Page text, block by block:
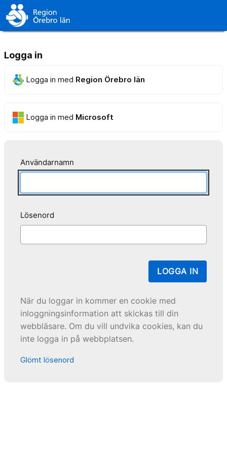
Logga in
Logga in med Region Örebro län
Logga in med Microsoft
Användarnamn
Lösenord
LOGGA IN
När du loggar in kommer en cookie med
inloggningsinformation att skickas till din
webbläsare. Om du vill undvika cookies, kan du
inte logga in på webbplatsen.
Glömt lösenord